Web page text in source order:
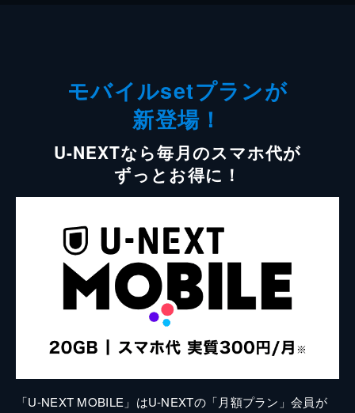
モバイルsetプランが
新登場！
U-NEXTなら毎月のスマホ代が
ずっとお得に！
「U-NEXT MOBILE」はU-NEXTの「月額プラン」会員が